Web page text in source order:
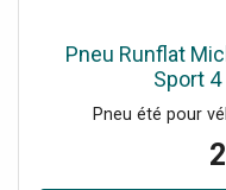
Pneu Runflat
Sport 4
Pneu été pour